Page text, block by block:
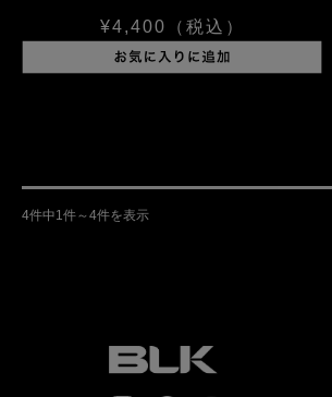
¥4,400 （税込）
4件中1件～4件を表示